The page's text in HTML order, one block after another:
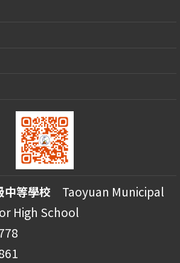
中等學校 Taoyuan Municipal
High School